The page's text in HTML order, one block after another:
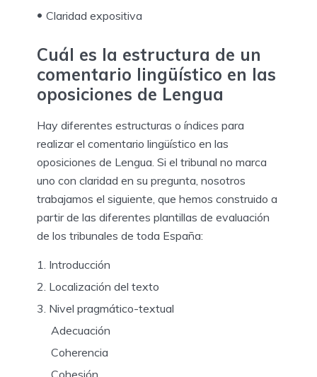
Claridad expositiva
Cuál es la estructura de un
comentario lingüístico en las
oposiciones de Lengua
Hay diferentes estructuras o índices para
realizar el comentario lingüístico en las
oposiciones de Lengua. Si el tribunal no marca
uno con claridad en su pregunta, nosotros
trabajamos el siguiente, que hemos construido a
partir de las diferentes plantillas de evaluación
de los tribunales de toda España:
Introducción
Localización del texto
Nivel pragmático-textual
Adecuación
Coherencia